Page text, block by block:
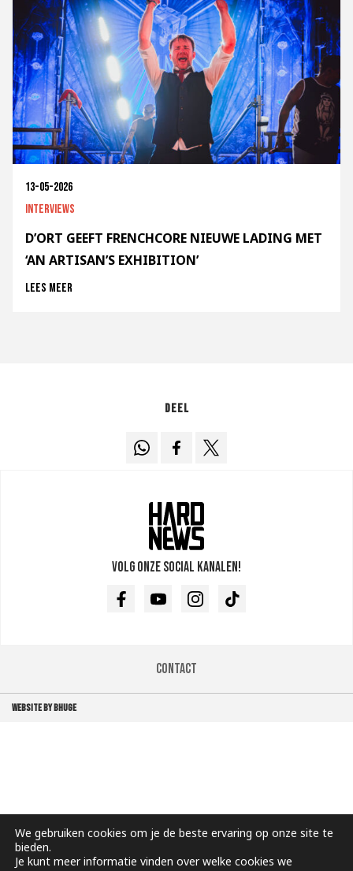
13-05-2026
Interviews
D’ORT GEEFT FRENCHCORE NIEUWE LADING MET
‘AN ARTISAN’S EXHIBITION’
Lees meer
Deel
Volg onze social kanalen!
FacebookYoutubeInstagramTikTok
Contact
WEBSITE BY BHUGE
We gebruiken cookies om je de beste ervaring op onze site te
bieden.
Je kunt meer informatie vinden over welke cookies we